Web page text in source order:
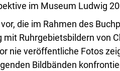
im Museum Ludwig
die im Rahmen des
Ruhrgebietsbildern von
nie veröffentliche Fotos
Bildbänden